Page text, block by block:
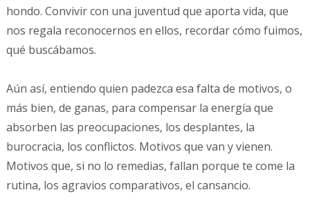
hondo. Convivir con una juventud que aporta vida, que
nos regala reconocernos en ellos, recordar cómo fuimos,
qué buscábamos.
Aún así, entiendo quien padezca esa falta de motivos, o
más bien, de ganas, para compensar la energía que
absorben las preocupaciones, los desplantes, la
burocracia, los conflictos. Motivos que van y vienen.
Motivos que, si no lo remedias, fallan porque te come la
rutina, los agravios comparativos, el cansancio.